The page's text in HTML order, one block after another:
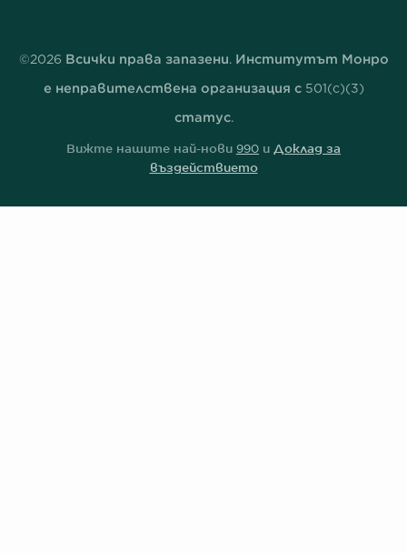
©2026 Всички права запазени. Институтът Монро
е неправителствена организация с 501(c)(3)
статус.
Вижте нашите най-нови 990 и Доклад за
въздействието